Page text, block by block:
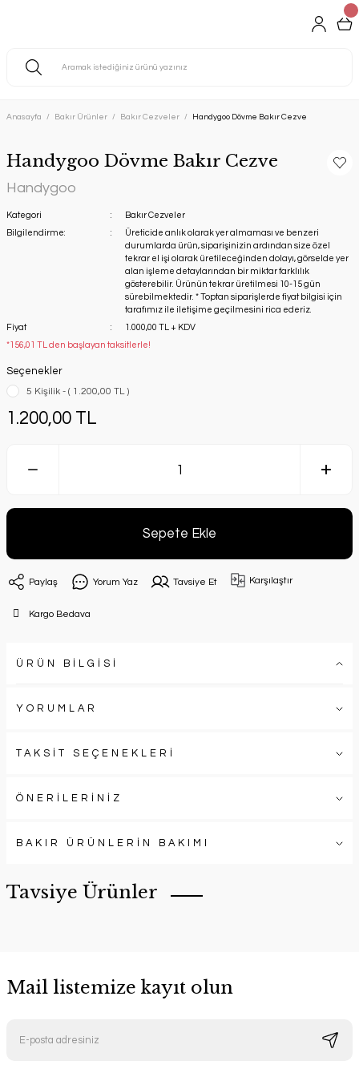
Anasayfa Bakır Ürünler Bakır Cezveler Handygoo Dövme Bakır Cezve
Handygoo Dövme Bakır Cezve
Handygoo
Kategori
Bakır Cezveler
Bilgilendirme:
Üreticide anlık olarak yer almaması ve benzeri
durumlarda ürün, siparişinizin ardından size özel
tekrar el işi olarak üretileceğinden dolayı, görselde yer
alan işleme detaylarından bir miktar farklılık
gösterebilir. Ürünün tekrar üretilmesi 10-15 gün
sürebilmektedir. * Toptan siparişlerde fiyat bilgisi için
tarafımız ile iletişime geçilmesini rica ederiz.
Fiyat
1.000,00 TL + KDV
*156,01 TL den başlayan taksitlerle!
Seçenekler
5 Kişilik - ( 1.200,00 TL )
1.200,00 TL
Sepete Ekle
Paylaş Yorum Yaz Tavsiye Et Karşılaştır
Kargo Bedava
ÜRÜN BİLGİSİ
YORUMLAR
TAKSİT SEÇENEKLERİ
ÖNERİLERİNİZ
BAKIR ÜRÜNLERİN BAKIMI
Tavsiye Ürünler
Mail listemize kayıt olun